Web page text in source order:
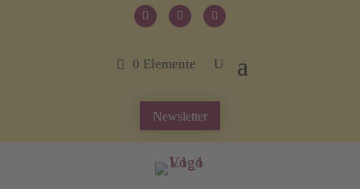
0 Elemente
Newsletter